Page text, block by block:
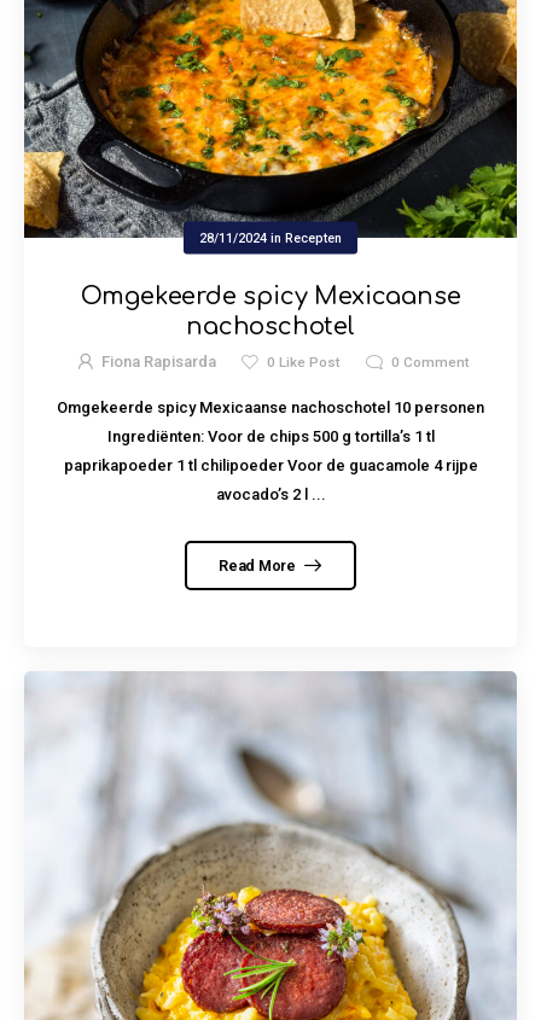
28/11/2024 in Recepten
Omgekeerde spicy Mexicaanse
nachoschotel
Fiona Rapisarda 0 Like Post 0 Comment
Omgekeerde spicy Mexicaanse nachoschotel 10 personen
Ingrediënten: Voor de chips 500 g tortilla’s 1 tl
paprikapoeder 1 tl chilipoeder Voor de guacamole 4 rijpe
avocado’s 2 l ...
Read More